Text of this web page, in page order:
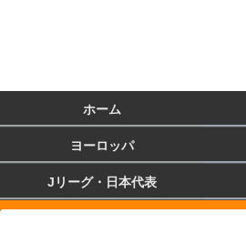
ホーム
ヨーロッパ
Jリーグ・日本代表